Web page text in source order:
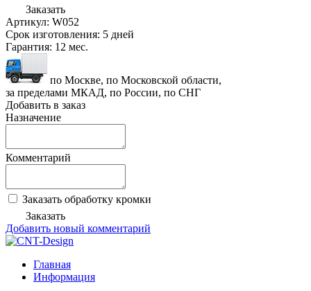
Заказать
Артикул: W052
Срок изготовления: 5 дней
Гарантия: 12 мес.
по Москве, по Московской области,
за пределами МКАД, по России, по СНГ
Добавить в заказ
Назначение
Комментарий
Заказать обработку кромки
Заказать
Добавить новый комментарий
Главная
Информация